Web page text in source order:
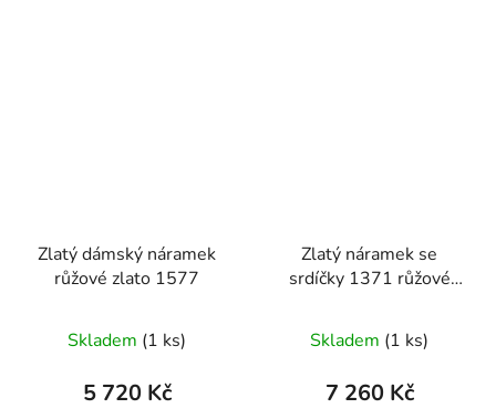
Zlatý dámský náramek
růžové zlato 1577
hodnocení
produktu
Skladem (1 ks)
5 720 Kč
Zlatý náramek se
srdíčky 1371 růžové
hodnocení
produktu
Skladem (1 ks)
7 260 Kč